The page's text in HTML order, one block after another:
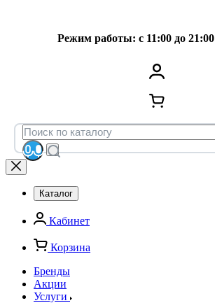
Режим работы: с 11:00 до 21:00
Каталог
Кабинет
Корзина
Бренды
Акции
Услуги